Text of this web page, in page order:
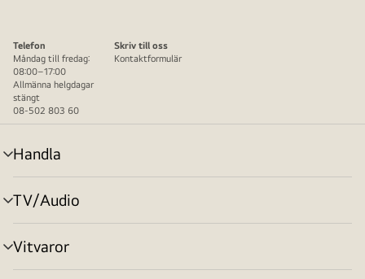
Telefon
Måndag till fredag:
08:00–17:00
Allmänna helgdagar
stängt
08-502 803 60
Skriv till oss
Kontaktformulär
Handla
menyväxling
TV/Audio
menyväxling
Vitvaror
menyväxling